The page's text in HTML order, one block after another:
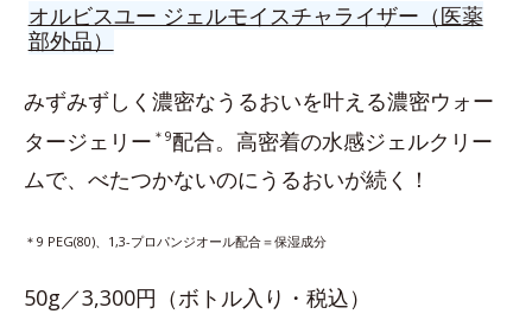
オルビスユー ジェルモイスチャライザー（医薬
部外品）
みずみずしく濃密なうるおいを叶える濃密ウォー
タージェリー ＊9配合。高密着の水感ジェルクリー
ムで、べたつかないのにうるおいが続く！
＊9 PEG(80)、1,3-プロパンジオール配合＝保湿成分
50g／3,300円（ボトル入り・税込）